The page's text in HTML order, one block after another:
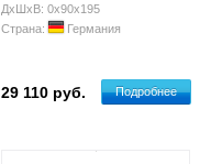
ДхШхВ: 0х90х195
Страна:
Германия
29 110 руб. Подробнее